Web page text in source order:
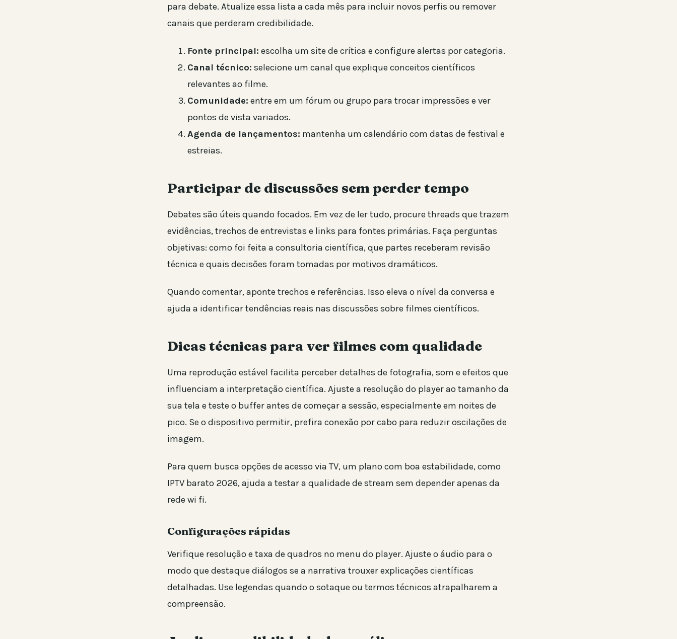
para debate. Atualize essa lista a cada mês para incluir novos perfis ou remover
canais que perderam credibilidade.
Fonte principal: escolha um site de crítica e configure alertas por categoria.
Canal técnico: selecione um canal que explique conceitos científicos
relevantes ao filme.
Comunidade: entre em um fórum ou grupo para trocar impressões e ver
pontos de vista variados.
Agenda de lançamentos: mantenha um calendário com datas de festival e
estreias.
Participar de discussões sem perder tempo
Debates são úteis quando focados. Em vez de ler tudo, procure threads que trazem
evidências, trechos de entrevistas e links para fontes primárias. Faça perguntas
objetivas: como foi feita a consultoria científica, que partes receberam revisão
técnica e quais decisões foram tomadas por motivos dramáticos.
Quando comentar, aponte trechos e referências. Isso eleva o nível da conversa e
ajuda a identificar tendências reais nas discussões sobre filmes científicos.
Dicas técnicas para ver filmes com qualidade
Uma reprodução estável facilita perceber detalhes de fotografia, som e efeitos que
influenciam a interpretação científica. Ajuste a resolução do player ao tamanho da
sua tela e teste o buffer antes de começar a sessão, especialmente em noites de
pico. Se o dispositivo permitir, prefira conexão por cabo para reduzir oscilações de
imagem.
Para quem busca opções de acesso via TV, um plano com boa estabilidade, como
IPTV barato 2026, ajuda a testar a qualidade de stream sem depender apenas da
rede wi fi.
Configurações rápidas
Verifique resolução e taxa de quadros no menu do player. Ajuste o áudio para o
modo que destaque diálogos se a narrativa trouxer explicações científicas
detalhadas. Use legendas quando o sotaque ou termos técnicos atrapalharem a
compreensão.